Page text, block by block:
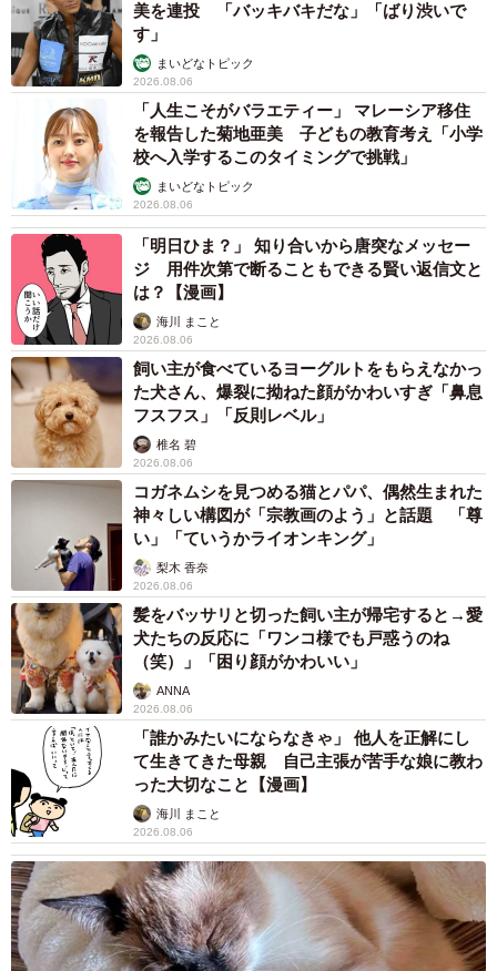
美を連投 「バッキバキだな」「ばり渋いで
す」
まいどなトピック
2026.08.06
「人生こそがバラエティー」 マレーシア移住
を報告した菊地亜美 子どもの教育考え「小学
校へ入学するこのタイミングで挑戦」
まいどなトピック
2026.08.06
「明日ひま？」 知り合いから唐突なメッセー
ジ 用件次第で断ることもできる賢い返信文と
は？【漫画】
海川 まこと
2026.08.06
飼い主が食べているヨーグルトをもらえなかっ
た犬さん、爆裂に拗ねた顔がかわいすぎ「鼻息
フスフス」「反則レベル」
椎名 碧
2026.08.06
コガネムシを見つめる猫とパパ、偶然生まれた
神々しい構図が「宗教画のよう」と話題 「尊
い」「ていうかライオンキング」
梨木 香奈
2026.08.06
髪をバッサリと切った飼い主が帰宅すると→愛
犬たちの反応に「ワンコ様でも戸惑うのね
（笑）」「困り顔がかわいい」
ANNA
2026.08.06
「誰かみたいにならなきゃ」 他人を正解にし
て生きてきた母親 自己主張が苦手な娘に教わ
った大切なこと【漫画】
海川 まこと
2026.08.06